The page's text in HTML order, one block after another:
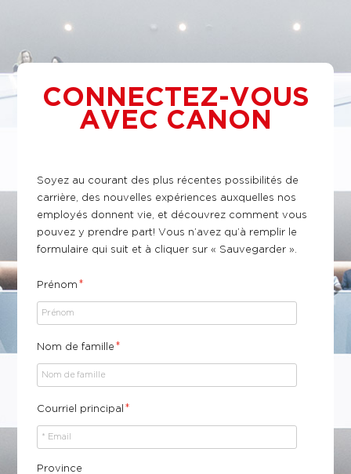
CONNECTEZ-VOUS
AVEC CANON
​Soyez au courant des plus récentes possibilités de
carrière, des nouvelles expériences auxquelles nos
employés donnent vie, et découvrez comment vous
pouvez y prendre part! Vous n’avez qu’à remplir le
formulaire qui suit et à cliquer sur « Sauvegarder ».
Prénom *
Nom de famille *
Courriel principal *
Province